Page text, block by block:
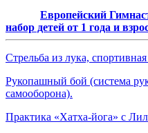
Европейский
набор детей от 1 года и
Стрельба из лука,
Рукопашный бой (система
самооборона).
Практика «Хатха-йога» с